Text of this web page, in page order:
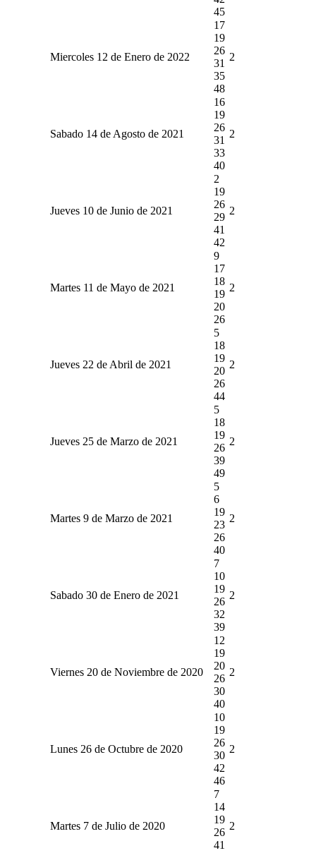
45
Miercoles 12 de Enero de 2022
17
19
26
31
35
48
2
Sabado 14 de Agosto de 2021
16
19
26
31
33
40
2
Jueves 10 de Junio de 2021
2
19
26
29
41
42
2
Martes 11 de Mayo de 2021
9
17
18
19
20
26
2
Jueves 22 de Abril de 2021
5
18
19
20
26
44
2
Jueves 25 de Marzo de 2021
5
18
19
26
39
49
2
Martes 9 de Marzo de 2021
5
6
19
23
26
40
2
Sabado 30 de Enero de 2021
7
10
19
26
32
39
2
Viernes 20 de Noviembre de 2020
12
19
20
26
30
40
2
Lunes 26 de Octubre de 2020
10
19
26
30
42
46
2
Martes 7 de Julio de 2020
7
14
19
26
41
2